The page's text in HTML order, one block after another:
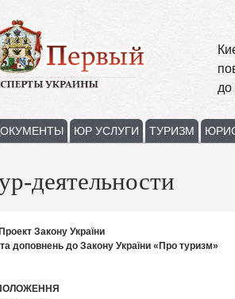
до
ЮР УСЛУГИ ТУРИЗМ
деятельности
України
доповнень до Закону України «Про туризм»